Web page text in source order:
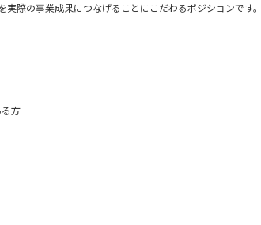
ョンを提供する機会が多くあります。
ることができます。
ることを実感できます。
際の事業成果につなげることにこだわるポジションです。
み
み
与制度あり
方